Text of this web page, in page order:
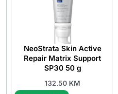
NeoStrata Skin Active
Repair Matrix Support
SP30 50 g
132.50 KM